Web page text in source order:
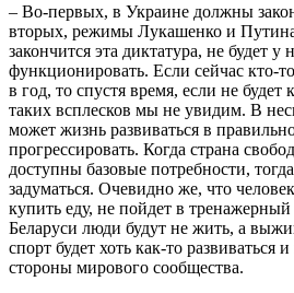
– Во-первых, в Украине должны
вторых, режимы Лукашенко и
закончится эта диктатура, не будет у
функционировать. Если сейчас кто-
в год, то спустя время, если не
таких всплесков мы не увидим. В
может жизнь развиваться в
прогрессировать. Когда страна
доступны базовые потребности,
задуматься. Очевидно же, что
купить еду, не пойдет в
Беларуси люди будут не жить, а
спорт будет хоть как-то развиваться
стороны мирового сообщества.